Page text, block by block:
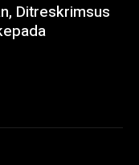
Ditreskrimsus